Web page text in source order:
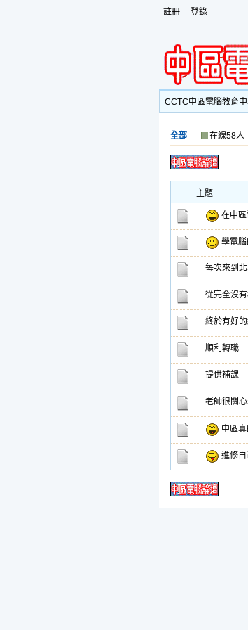
註冊 登錄
CCTC中區電腦教育
全部 在線58人
主題
在中
學電
每次來到
從完全沒
終於有好
順利轉職
提供補課
老師很關
中區
進修